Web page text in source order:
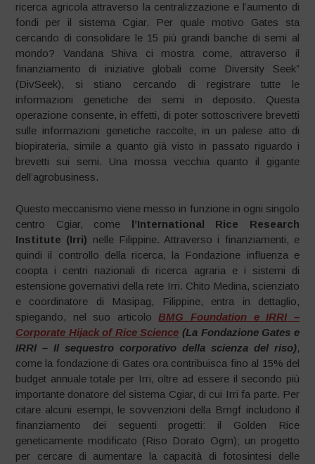
ricerca agricola attraverso la centralizzazione e l’aumento di
fondi per il sistema Cgiar. Per quale motivo Gates sta
cercando di consolidare le 15 più grandi banche di semi al
mondo? Vandana Shiva ci mostra come, attraverso il
finanziamento di iniziative globali come Diversity Seek”
(DivSeek), si stiano cercando di registrare tutte le
informazioni genetiche dei semi in deposito. Questa
operazione consente, in effetti, di poter sottoscrivere brevetti
sulle informazioni genetiche raccolte, in un palese atto di
biopirateria, simile a quanto già visto in passato riguardo i
brevetti sui semi. Una mossa vecchia quanto il gigante
dell’agrobusiness.
Questo meccanismo viene messo in funzione in ogni singolo
centro Cgiar, come l’International Rice Research
Institute (Irri) nelle Filippine. Attraverso i finanziamenti, e
quindi il controllo della ricerca, la Fondazione influenza e
coopta i centri nazionali di ricerca agraria e i sistemi di
estensione governativi della rete Irri. Chito Medina, scienziato
e coordinatore di Masipag, Filippine, entra in dettaglio,
spiegando, nel suo articoloBMG Foundation e IRRI –
Corporate Hijack of Rice Science (La Fondazione Gates e
IRRI – Il sequestro corporativo della scienza del riso),
come la fondazione di Gates ora contribuisca fino al 15% del
budget annuale totale per Irri, oltre ad essere il secondo più
importante donatore del sistema Cgiar, di cui Irri fa parte. Per
citare alcuni esempi, le sovvenzioni della Bmgf includono il
finanziamento dei seguenti progetti: il Golden Rice
geneticamente modificato (Riso Dorato Ogm); un progetto
per cercare di aumentare la capacità di fotosintesi delle